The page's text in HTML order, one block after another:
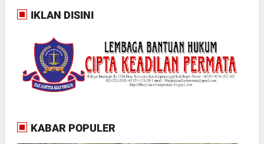
IKLAN DISINI
KABAR POPULER